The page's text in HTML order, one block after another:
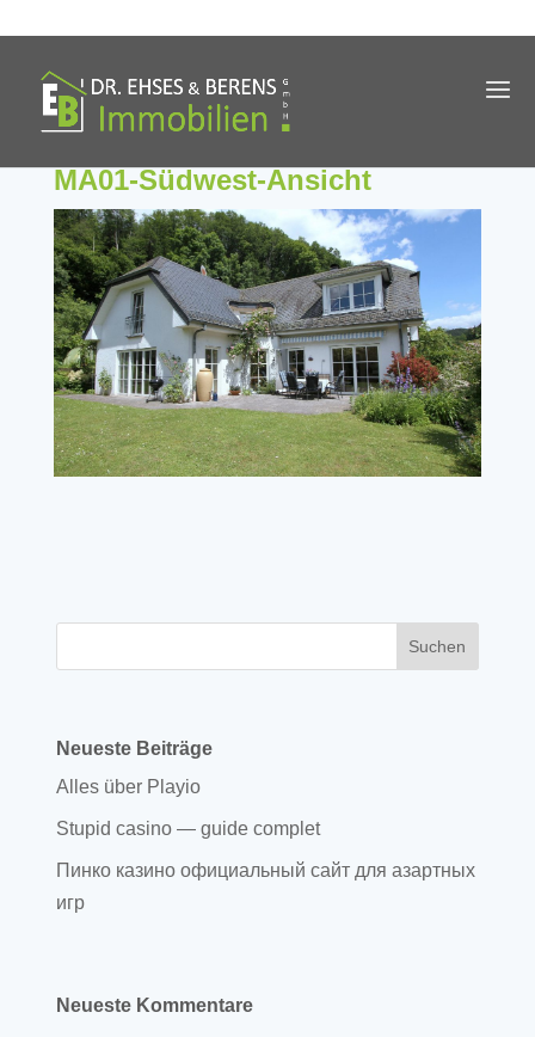
MA01-Südwest-Ansicht
Neueste Beiträge
Alles über Playio
Stupid casino — guide complet
Пинко казино официальный сайт для азартных
игр
Neueste Kommentare